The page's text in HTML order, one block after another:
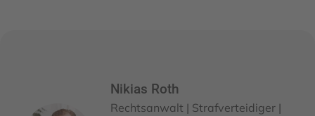
Nikias Roth
Rechtsanwalt | Strafverteidiger |